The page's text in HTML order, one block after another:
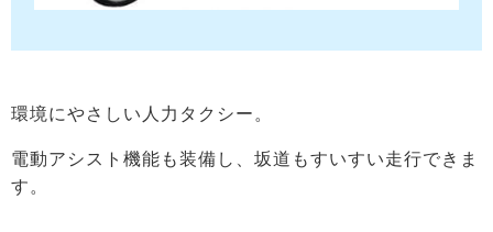
環境にやさしい人力タクシー。
電動アシスト機能も装備し、坂道もすいすい走行できま
す。